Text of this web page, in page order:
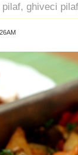
ghiveci